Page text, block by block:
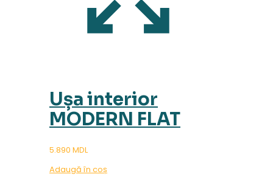
Ușa interior
MODERN FLAT
5.890 MDL
Adaugă în coș